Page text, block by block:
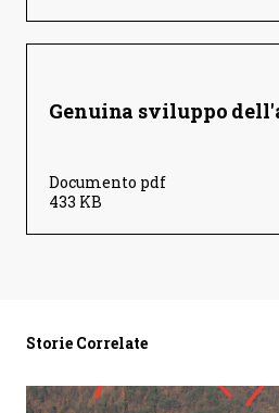
Genuina sviluppo
Documento pdf
433 KB
Storie Correlate